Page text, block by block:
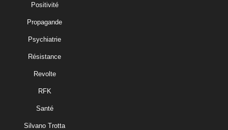
Positivité
Propagande
Psychiatrie
Résistance
Revolte
RFK
Santé
Silvano Trotta